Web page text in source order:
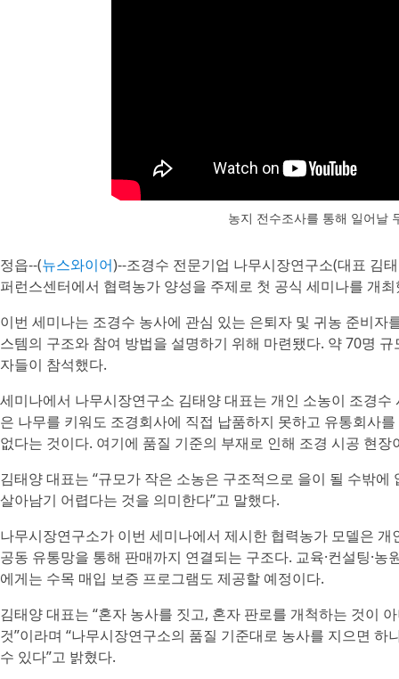
농지 전수조사를 통해 일어날
정읍--(뉴스와이어)--조경수 전문기업 나무시장연구소(대표 김
퍼런스센터에서 협력농가 양성을 주제로 첫 공식 세미나를 개
이번 세미나는 조경수 농사에 관심 있는 은퇴자 및 귀농 준비
스템의 구조와 참여 방법을 설명하기 위해 마련됐다. 약 70명
자들이 참석했다.
세미나에서 나무시장연구소 김태양 대표는 개인 소농이 조경
은 나무를 키워도 조경회사에 직접 납품하지 못하고 유통회사
없다는 것이다. 여기에 품질 기준의 부재로 인해 조경 시공 현
김태양 대표는 “규모가 작은 소농은 구조적으로 을이 될 수밖
살아남기 어렵다는 것을 의미한다”고 말했다.
나무시장연구소가 이번 세미나에서 제시한 협력농가 모델은
공동 유통망을 통해 판매까지 연결되는 구조다. 교육·컨설팅·
에게는 수목 매입 보증 프로그램도 제공할 예정이다.
김태양 대표는 “혼자 농사를 짓고, 혼자 판로를 개척하는 것이
것”이라며 “나무시장연구소의 품질 기준대로 농사를 지으면
수 있다”고 밝혔다.